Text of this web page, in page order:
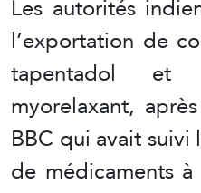
l’exportation de
tapentadol et
myorelaxant,
BBC qui avait
de médicaments